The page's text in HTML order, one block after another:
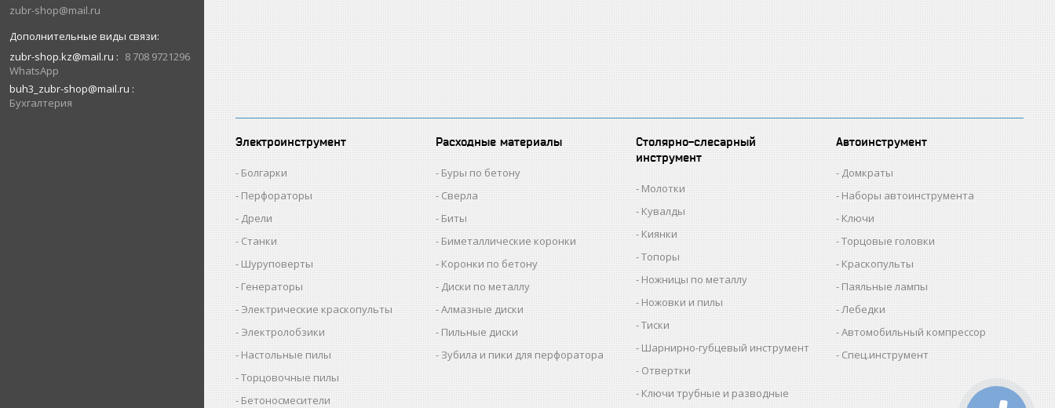
zubr-shop@mail.ru
zubr-shop.kz@mail.ru
8 708 9721296
WhatsApp
buh3_zubr-shop@mail.ru
Бухгалтерия
Электроинструмент
Болгарки
Перфораторы
Дрели
Станки
Шуруповерты
Генераторы
Электрические краскопульты
Электролобзики
Настольные пилы
Торцовочные пилы
Бетоносмесители
Расходные материалы
Буры по бетону
Сверла
Биты
Биметаллические коронки
Коронки по бетону
Диски по металлу
Алмазные диски
Пильные диски
Зубила и пики для перфоратора
Столярно-слесарный
инструмент
Молотки
Кувалды
Киянки
Топоры
Ножницы по металлу
Ножовки и пилы
Тиски
Шарнирно-губцевый инструмент
Отвертки
Ключи трубные и разводные
Автоинструмент
Домкраты
Наборы автоинструмента
Ключи
Торцовые головки
Краскопульты
Паяльные лампы
Лебедки
Автомобильный компрессор
Спец.инструмент